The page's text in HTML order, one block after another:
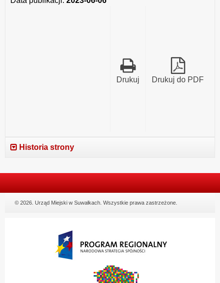
Drukuj do PDF
Drukuj
Historia strony
© 2026. Urząd Miejski w Suwałkach. Wszystkie prawa zastrzeżone.